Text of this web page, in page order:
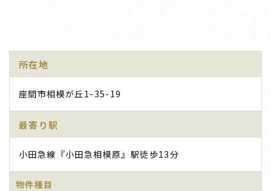
所在地
座間市相模が丘1-35-19
最寄り駅
小田急線『小田急相模原』駅徒歩13分
物件種目